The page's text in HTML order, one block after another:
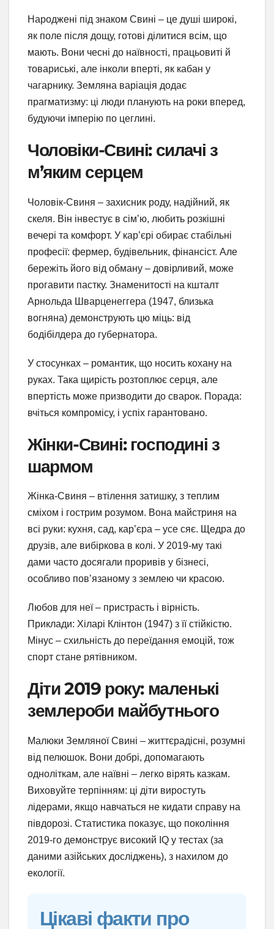
Народжені під знаком Свині – це душі широкі,
як поле після дощу, готові ділитися всім, що
мають. Вони чесні до наївності, працьовиті й
товариські, але інколи вперті, як кабан у
чагарнику. Земляна варіація додає
прагматизму: ці люди планують на роки вперед,
будуючи імперію по цеглині.
Чоловіки-Свині: силачі з
м’яким серцем
Чоловік-Свиня – захисник роду, надійний, як
скеля. Він інвестує в сім’ю, любить розкішні
вечері та комфорт. У кар’єрі обирає стабільні
професії: фермер, будівельник, фінансіст. Але
бережіть його від обману – довірливий, може
прогавити пастку. Знаменитості на кшталт
Арнольда Шварценеггера (1947, близька
вогняна) демонструють цю міць: від
бодібілдера до губернатора.
У стосунках – романтик, що носить кохану на
руках. Така щирість розтоплює серця, але
впертість може призводити до сварок. Порада:
вчіться компромісу, і успіх гарантовано.
Жінки-Свині: господині з
шармом
Жінка-Свиня – втілення затишку, з теплим
сміхом і гострим розумом. Вона майстриня на
всі руки: кухня, сад, кар’єра – усе сяє. Щедра до
друзів, але вибіркова в колі. У 2019-му такі
дами часто досягали проривів у бізнесі,
особливо пов’язаному з землею чи красою.
Любов для неї – пристрасть і вірність.
Приклади: Хіларі Клінтон (1947) з її стійкістю.
Мінус – схильність до переїдання емоцій, тож
спорт стане рятівником.
Діти 2019 року: маленькі
землероби майбутнього
Малюки Земляної Свині – життєрадісні, розумні
від пелюшок. Вони добрі, допомагають
одноліткам, але наївні – легко вірять казкам.
Виховуйте терпінням: ці діти виростуть
лідерами, якщо навчаться не кидати справу на
півдорозі. Статистика показує, що покоління
2019-го демонструє високий IQ у тестах (за
даними азійських досліджень), з нахилом до
екології.
Цікаві факти про